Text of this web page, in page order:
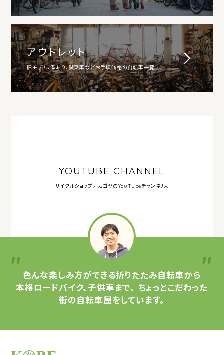
アウトレット
旧モデル、傷あり、試乗車などお手頃価格の自転車一覧
YOUTUBE CHANNEL
サイクルショップナカゴヤのYouTubeチャンネル。
色んな楽しみ方ができる折りたたみ自転車から
本格ロードバイク、子供車まで、 ちょっとこだわった
街の自転車屋をしています。